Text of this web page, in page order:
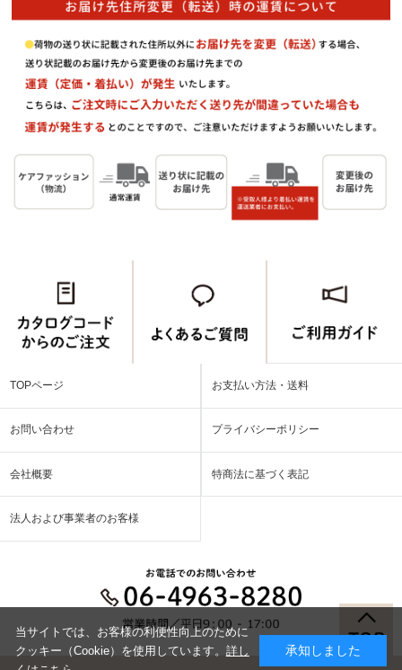
TOPページ お支払い方法・送料
お問い合わせ プライバシーポリシー
会社概要 特商法に基づく表記
法人および事業者のお客様
当サイトでは、お客様の利便性向上のために
クッキー（Cookie）を使用しています。 詳し
承知しました